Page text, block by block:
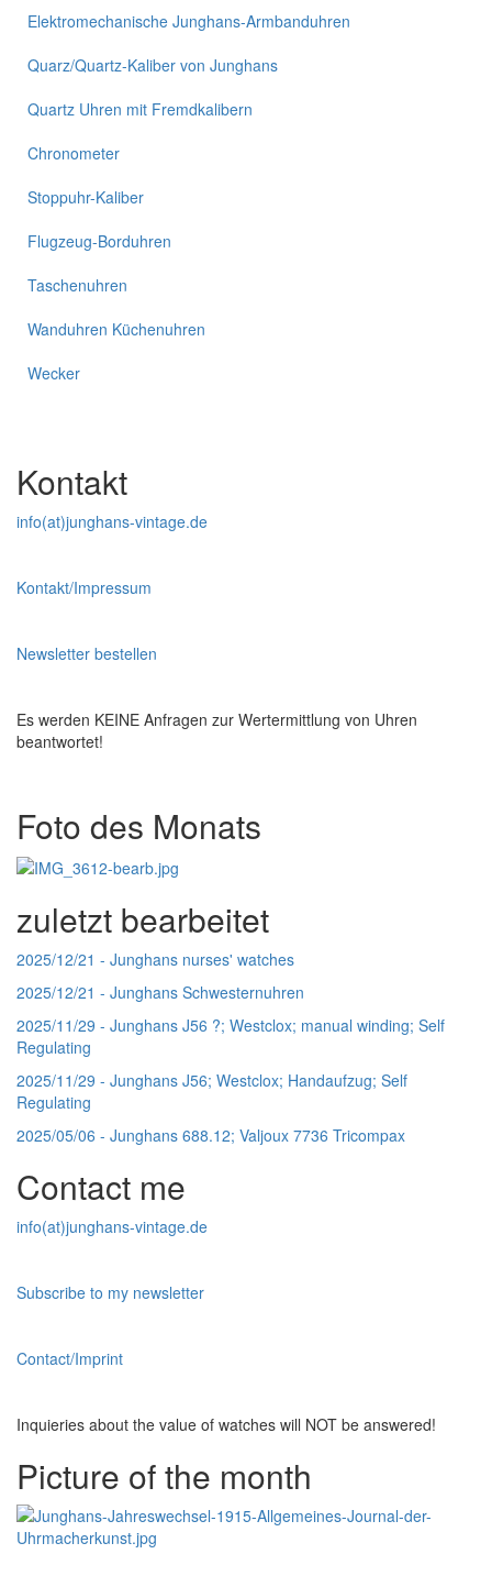
Elektromechanische Junghans-Armbanduhren
Quarz/Quartz-Kaliber von Junghans
Quartz Uhren mit Fremdkalibern
Chronometer
Stoppuhr-Kaliber
Flugzeug-Borduhren
Taschenuhren
Wanduhren Küchenuhren
Wecker
Kontakt
info(at)junghans-vintage.de
Kontakt/Impressum
Newsletter bestellen
Es werden KEINE Anfragen zur Wertermittlung von Uhren
beantwortet!
Foto des Monats
zuletzt bearbeitet
2025/12/21 - Junghans nurses' watches
2025/12/21 - Junghans Schwesternuhren
2025/11/29 - Junghans J56 ?; Westclox; manual winding; Self
Regulating
2025/11/29 - Junghans J56; Westclox; Handaufzug; Self
Regulating
2025/05/06 - Junghans 688.12; Valjoux 7736 Tricompax
Contact me
info(at)junghans-vintage.de
Subscribe to my newsletter
Contact/Imprint
Inquieries about the value of watches will NOT be answered!
Picture of the month